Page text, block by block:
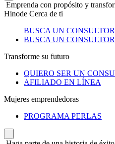
Emprenda con propósito y
Hinode Cerca de ti
BUSCA UN CONSULTOR
BUSCA UN CONSULTOR
Transforme su futuro
QUIERO SER UN
AFILIADO EN LÍNEA
Mujeres emprendedoras
PROGRAMA PERLAS